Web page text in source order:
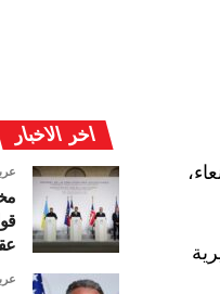
صنعاء،
مجمع 22 مايو بمديرية
اخر الاخبار